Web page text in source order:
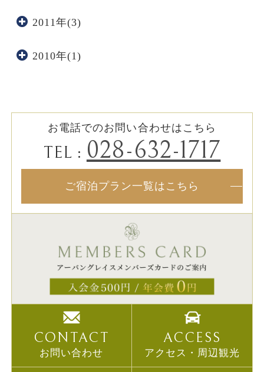
2011年(3)
2010年(1)
お電話でのお問い合わせはこちら
TEL : 028-632-1717
ご宿泊プラン一覧はこちら
CONTACT
お問い合わせ
ACCESS
アクセス・周辺観光